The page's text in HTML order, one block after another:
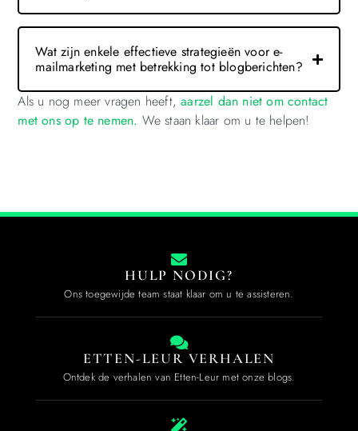
Wat zijn enkele effectieve strategieën voor e-
mailmarketing met betrekking tot blogberichten?
Als u nog meer vragen heeft, aarzel dan niet om contact
met ons op te nemen. We staan klaar om u te helpen!
HULP NODIG?
Ons toegewijde team staat klaar om u te assisteren.
ETTEN-LEUR VERHALEN
Ontdek de verhalen van Etten-Leur met onze blogs.